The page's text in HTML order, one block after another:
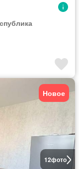
12фото
Новое